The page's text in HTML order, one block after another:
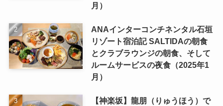
月）
ANAインターコンチネンタル石垣
リゾート宿泊記 SALTIDAの朝食
とクラブラウンジの朝食、そして
ルームサービスの夜食（2025年1
月）
【神楽坂】龍朋（りゅうほう）で